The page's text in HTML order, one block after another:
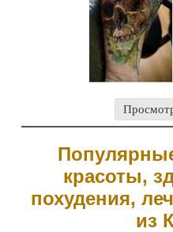
красоты,
похудения,
из